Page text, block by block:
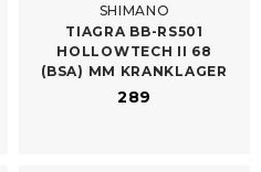
SHIMANO
TIAGRA BB-​RS501
HOLLOWTECH II 68
(BSA) MM KRANKLAGER
289